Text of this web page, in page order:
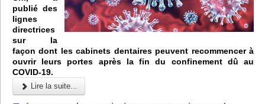
publié des
lignes
directrices
sur la
façon dont les cabinets dentaires peuvent recommencer à
ouvrir leurs portes après la fin du confinement dû au
COVID-19.
Lire la suite...